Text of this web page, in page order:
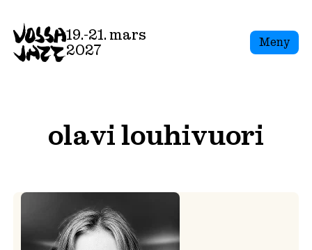
to
content
19.-21. mars
2027
Meny
olavi louhivuori